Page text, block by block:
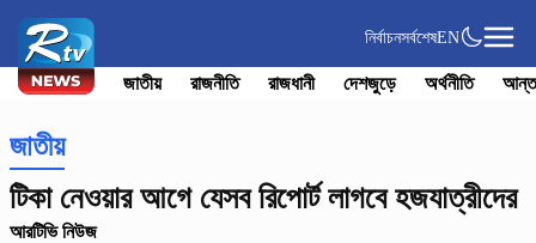
নির্বাচনসর্বশেষEN
জাতীয় রাজনীতি রাজধানী দেশজুড়ে অর্থনীতি
জাতীয়
টিকা নেওয়ার আগে যেসব রিপোর্ট লাগবে হজযাত্রীদের
আরটিভি নিউজ